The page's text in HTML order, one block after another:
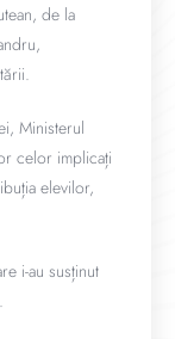
de la
Ministerul
celor implicați
elevilor,
i-au susținut